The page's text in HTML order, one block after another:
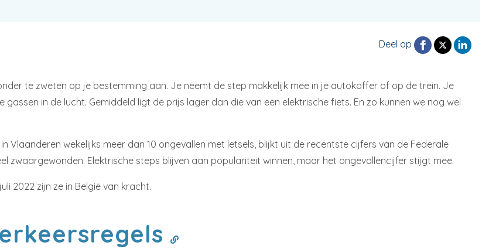
Deel op
te zweten op je bestemming aan. Je neemt de step makkelijk mee in je autokoffer of op de trein. Je
in de lucht. Gemiddeld ligt de prijs lager dan die van een elektrische fiets. En zo kunnen we nog wel
Vlaanderen wekelijks meer dan 10 ongevallen met letsels, blijkt uit de recentste cijfers van de Federale
zwaargewonden. Elektrische steps blijven aan populariteit winnen, maar het ongevallencijfer stijgt mee.
2022 zijn ze in België van kracht.